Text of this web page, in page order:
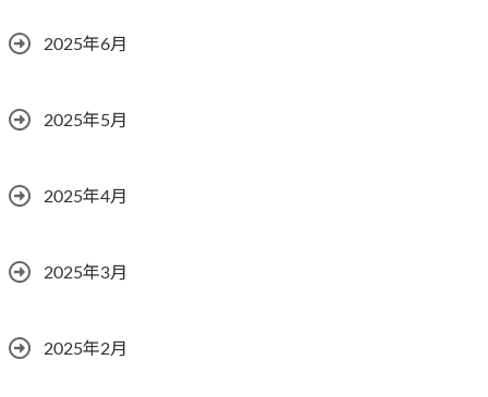
2025年6月
2025年5月
2025年4月
2025年3月
2025年2月